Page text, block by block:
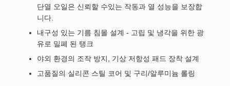
단열 오일은 신뢰할 수있는 작동과 열 성능을 보장합
니다.
내구성 있는 기름 침몰 설계 - 고립 및 냉각을 위한 광
유로 밀폐 된 탱크
야외 환경의 조작 방지, 기상 저항성 패드 장착 설계
고품질의 실리콘 스틸 코어 및 구리/알루미늄 롤링